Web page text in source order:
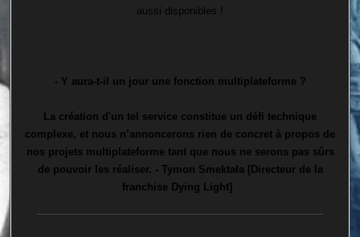
aussi disponibles !
- Y aura-t-il un jour une fonction multiplateforme ?
La création d'un tel service constitue un défi technique
complexe, et nous n’annoncerons rien de concret à propos de
nos projets multiplateforme tant que nous ne serons pas sûrs
de pouvoir les réaliser. - Tymon Smektała [Directeur de la
franchise Dying Light]